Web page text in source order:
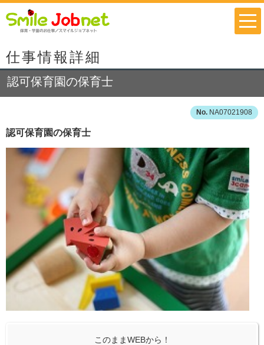
仕事情報詳細
認可保育園の保育士
NA07021908
認可保育園の保育士
このままWEBから！